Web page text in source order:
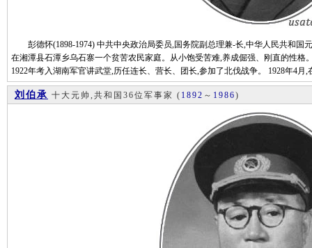
彭德怀(1898-1974) 中共中央政治局委员,国务院副总理兼-长,中华人民共和国
在湘潭县石潭乡乌石寨一个贫苦农民家庭。从小饱受苦难,养成倔强、刚直的性格
1922年考入湖南军官讲武堂,历任连长、营长、团长,参加了北伐战争。 1928年4月,
刘伯承 十大元帅,共和国36位军事家 ( 1892 ～ 1986)